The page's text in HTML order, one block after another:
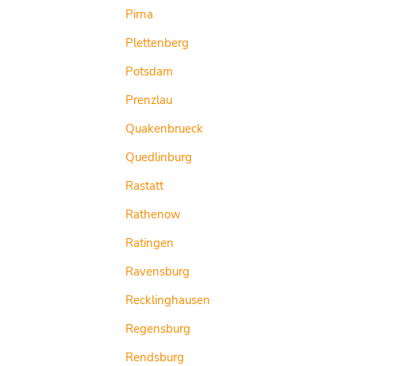
Pirna
Plettenberg
Potsdam
Prenzlau
Quakenbrueck
Quedlinburg
Rastatt
Rathenow
Ratingen
Ravensburg
Recklinghausen
Regensburg
Rendsburg